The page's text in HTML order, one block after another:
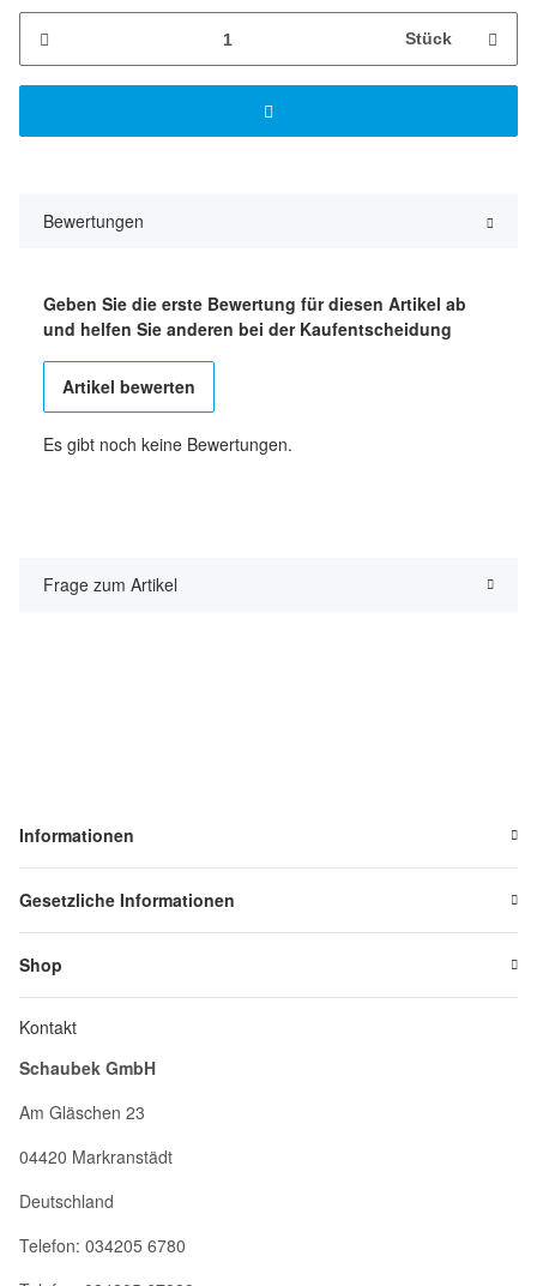
Stück
Bewertungen
Geben Sie die erste Bewertung für diesen Artikel ab
und helfen Sie anderen bei der Kaufentscheidung
Artikel bewerten
Es gibt noch keine Bewertungen.
Frage zum Artikel
Informationen
Gesetzliche Informationen
Shop
Kontakt
Schaubek GmbH
Am Gläschen 23
04420 Markranstädt
Deutschland
Telefon: 034205 6780